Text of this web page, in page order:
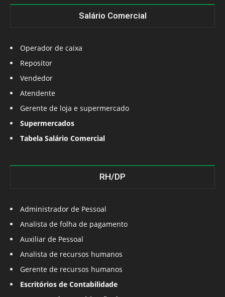
Salário Comercial
Operador de caixa
Repositor
Vendedor
Atendente
Gerente de loja e supermercado
Supermercados
Tabela Salário Comercial
RH/DP
Administrador de Pessoal
Analista de folha de pagamento
Auxiliar de Pessoal
Analista de recursos humanos
Gerente de recursos humanos
Escritórios de Contabilidade